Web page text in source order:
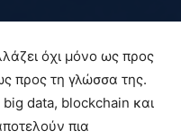
όχι μόνο ως προς
προς τη γλώσσα της.
data, blockchain και
πια